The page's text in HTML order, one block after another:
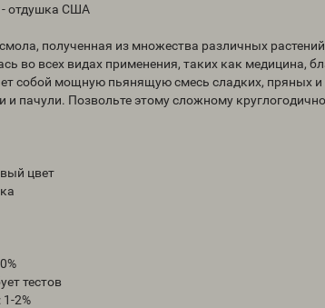
- отдушка США
полученная из множества различных
во всех видах применения, таких как медицина,
собой мощную пьянящую смесь сладких,
и пачули. Позвольте этому сложному
цвет
тестов
2%